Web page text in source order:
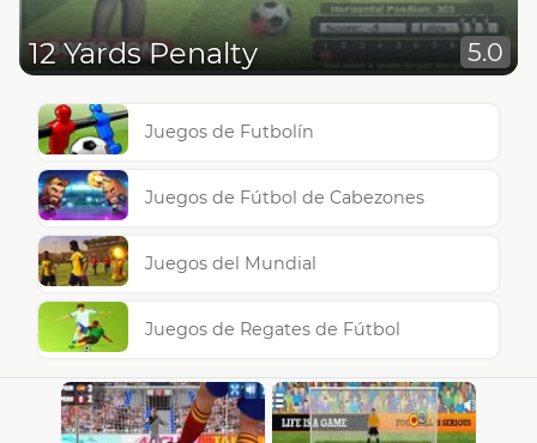
12 Yards Penalty 5.0
Juegos de Futbolín
Juegos de Fútbol de Cabezones
Juegos del Mundial
Juegos de Regates de Fútbol